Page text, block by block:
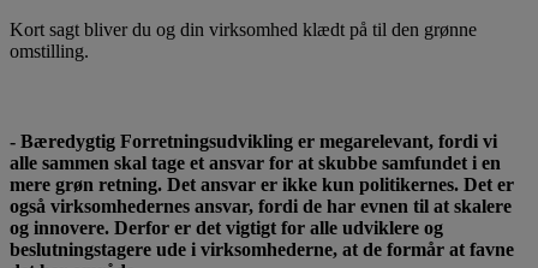
Kort sagt bliver du og din virksomhed klædt på til den grønne
omstilling.
- Bæredygtig Forretningsudvikling er megarelevant, fordi vi
alle sammen skal tage et ansvar for at skubbe samfundet i en
mere grøn retning. Det ansvar er ikke kun politikernes. Det er
også virksomhedernes ansvar, fordi de har evnen til at skalere
og innovere. Derfor er det vigtigt for alle udviklere og
beslutningstagere ude i virksomhederne, at de formår at favne